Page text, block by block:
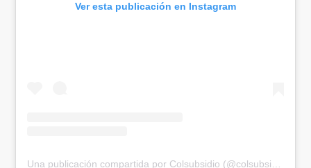
Ver esta publicación en Instagram